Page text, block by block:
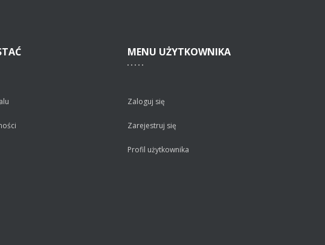
MENU UŻYTKOWNIKA
Zaloguj się
Zarejestruj się
Profil użytkownika